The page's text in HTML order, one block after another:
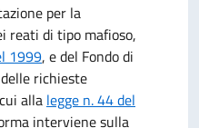
per la
reati di tipo mafioso,
1999, e del Fondo di
richieste
alla legge n. 44 del
interviene sulla